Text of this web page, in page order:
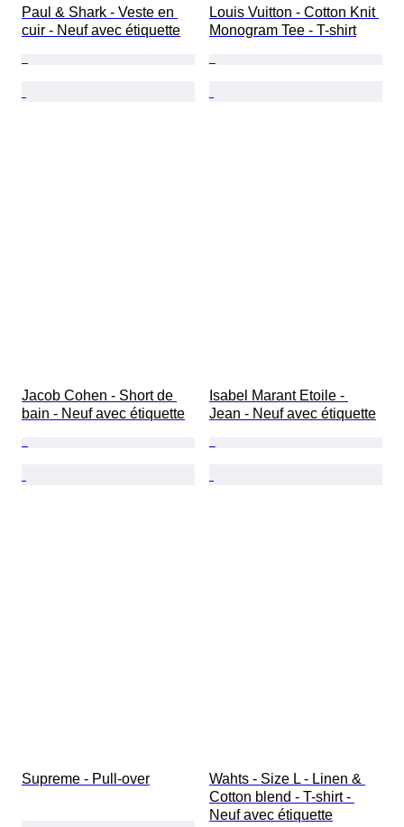
Paul & Shark - Veste en
cuir - Neuf avec étiquette
Louis Vuitton - Cotton Knit
Monogram Tee - T-shirt
Jacob Cohen - Short de
bain - Neuf avec étiquette
Isabel Marant Etoile -
Jean - Neuf avec étiquette
Supreme - Pull-over
Wahts - Size L - Linen &
Cotton blend - T-shirt -
Neuf avec étiquette